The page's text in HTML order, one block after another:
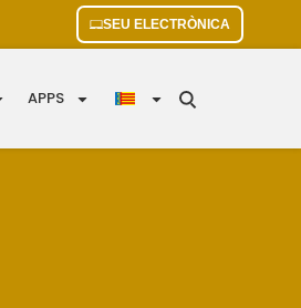
SEU ELECTRÒNICA
APPS